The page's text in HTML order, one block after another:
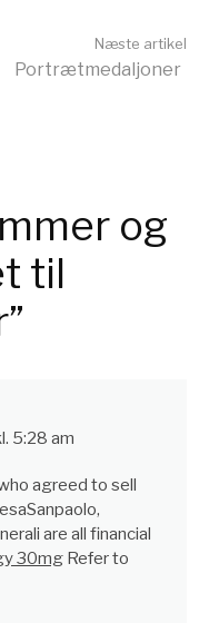
Næste artikel
Portrætmedaljoner
og
til
5:28 am
agreed to sell
are all financial
30mg Refer to